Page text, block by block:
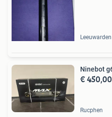
Leeuwarden
Ninebot
€ 450,00
Rucphen